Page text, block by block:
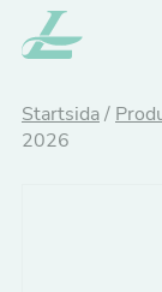
Hoppa
till
Startsida/
2026